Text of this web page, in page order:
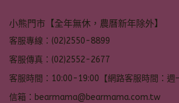
小熊門市【全年無休，農曆新年除外】
客服專線：(02)2550-8899
客服傳真：(02)2552-2677
客服時間：10:00-19:00【網路客服時間：週
信箱：bearmama@bearmama.com.tw